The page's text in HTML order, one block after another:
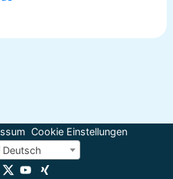
Cookie Einstellungen
Deutsch